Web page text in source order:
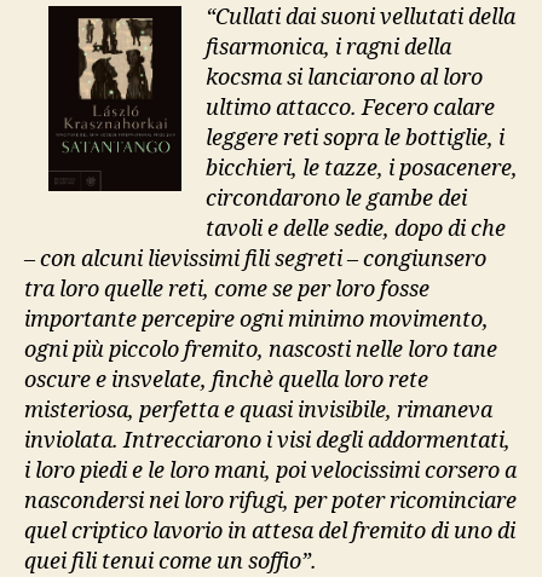
“Cullati dai suoni vellutati della
fisarmonica, i ragni della
kocsma si lanciarono al loro
ultimo attacco. Fecero calare
leggere reti sopra le bottiglie, i
bicchieri, le tazze, i posacenere,
circondarono le gambe dei
tavoli e delle sedie, dopo di che
– con alcuni lievissimi fili segreti – congiunsero
tra loro quelle reti, come se per loro fosse
importante percepire ogni minimo movimento,
ogni più piccolo fremito, nascosti nelle loro tane
oscure e insvelate, finchè quella loro rete
misteriosa, perfetta e quasi invisibile, rimaneva
inviolata. Intrecciarono i visi degli addormentati,
i loro piedi e le loro mani, poi velocissimi corsero a
nascondersi nei loro rifugi, per poter ricominciare
quel criptico lavorio in attesa del fremito di uno di
quei fili tenui come un soffio”.